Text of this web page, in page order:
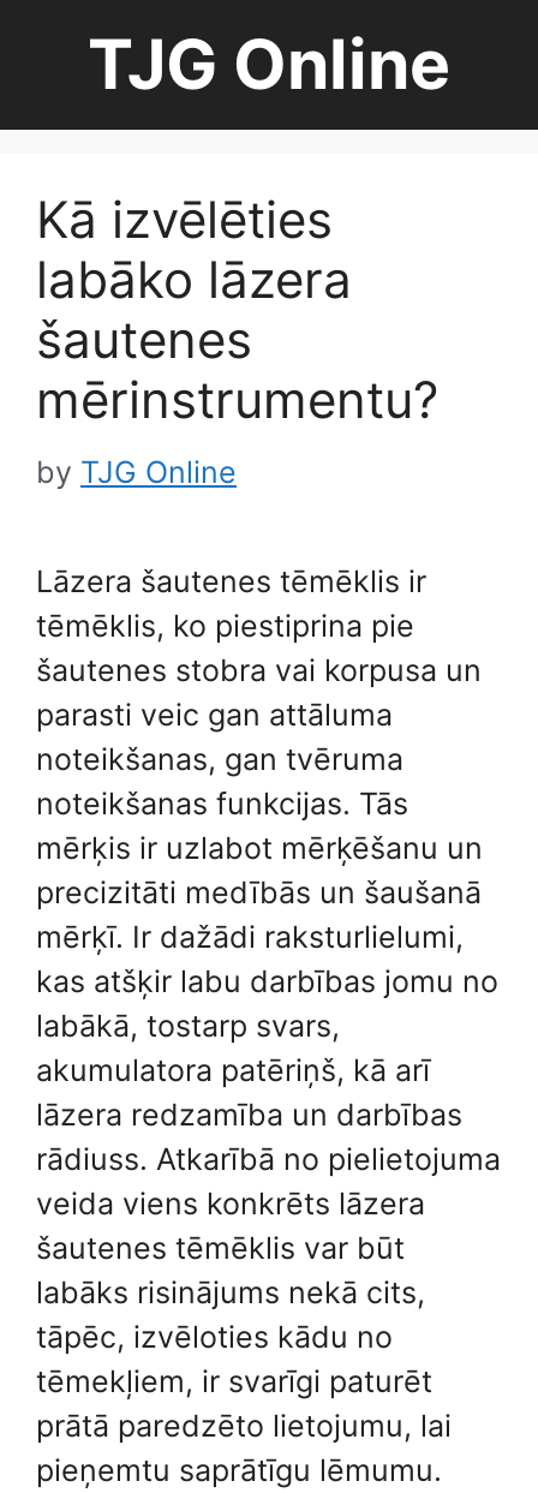
TJG Online
Kā izvēlēties
labāko lāzera
šautenes
mērinstrumentu?
by TJG Online
Lāzera šautenes tēmēklis ir
tēmēklis, ko piestiprina pie
šautenes stobra vai korpusa un
parasti veic gan attāluma
noteikšanas, gan tvēruma
noteikšanas funkcijas. Tās
mērķis ir uzlabot mērķēšanu un
precizitāti medībās un šaušanā
mērķī. Ir dažādi raksturlielumi,
kas atšķir labu darbības jomu no
labākā, tostarp svars,
akumulatora patēriņš, kā arī
lāzera redzamība un darbības
rādiuss. Atkarībā no pielietojuma
veida viens konkrēts lāzera
šautenes tēmēklis var būt
labāks risinājums nekā cits,
tāpēc, izvēloties kādu no
tēmekļiem, ir svarīgi paturēt
prātā paredzēto lietojumu, lai
pieņemtu saprātīgu lēmumu.